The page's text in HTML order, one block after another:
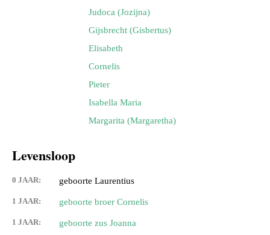
Judoca (Jozijna)
Gijsbrecht (Gisbertus)
Elisabeth
Cornelis
Pieter
Isabella Maria
Margarita (Margaretha)
Levensloop
0 JAAR: geboorte Laurentius
1 JAAR: geboorte broer Cornelis
1 JAAR: geboorte zus Joanna